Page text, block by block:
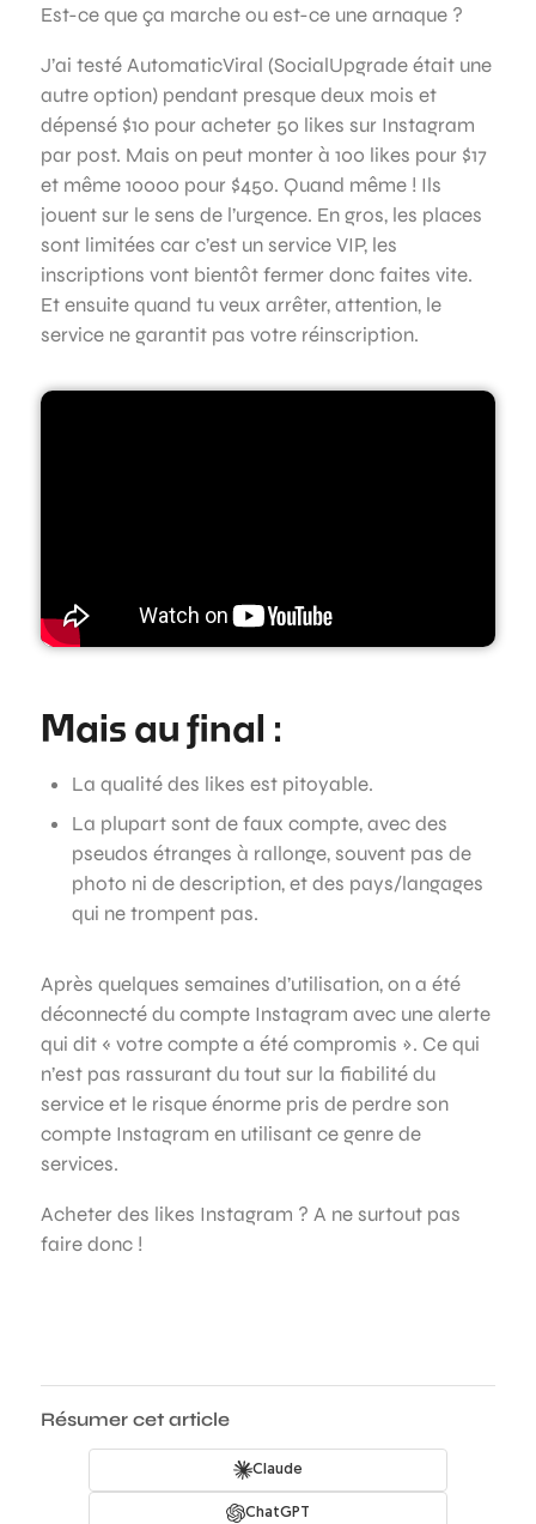
Est-ce que ça marche ou est-ce une arnaque ?
J’ai testé AutomaticViral (SocialUpgrade était une
autre option) pendant presque deux mois et
dépensé $10 pour acheter 50 likes sur Instagram
par post. Mais on peut monter à 100 likes pour $17
et même 10000 pour $450. Quand même ! Ils
jouent sur le sens de l’urgence. En gros, les places
sont limitées car c’est un service VIP, les
inscriptions vont bientôt fermer donc faites vite.
Et ensuite quand tu veux arrêter, attention, le
service ne garantit pas votre réinscription.
Mais au final :
La qualité des likes est pitoyable.
La plupart sont de faux compte, avec des
pseudos étranges à rallonge, souvent pas de
photo ni de description, et des pays/langages
qui ne trompent pas.
Après quelques semaines d’utilisation, on a été
déconnecté du compte Instagram avec une alerte
qui dit « votre compte a été compromis ». Ce qui
n’est pas rassurant du tout sur la fiabilité du
service et le risque énorme pris de perdre son
compte Instagram en utilisant ce genre de
services.
Acheter des likes Instagram ? A ne surtout pas
faire donc !
Résumer cet article
Claude
ChatGPT